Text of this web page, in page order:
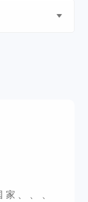
、、、